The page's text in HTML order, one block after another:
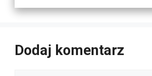
Dodaj komentarz